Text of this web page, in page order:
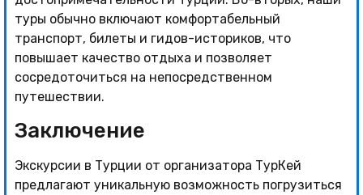
туры обычно включают комфортабельный
транспорт, билеты и гидов-историков, что
повышает качество отдыха и позволяет
сосредоточиться на непосредственном
путешествии.
Заключение
Экскурсии в Турции от организатора ТурКей
предлагают уникальную возможность погрузиться